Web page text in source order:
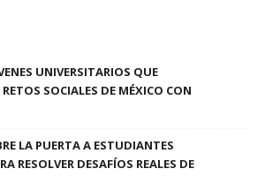
UNIVERSITARIOS QUE
SOCIALES DE MÉXICO CON
LA PUERTA A ESTUDIANTES
RESOLVER DESAFÍOS REALES DE